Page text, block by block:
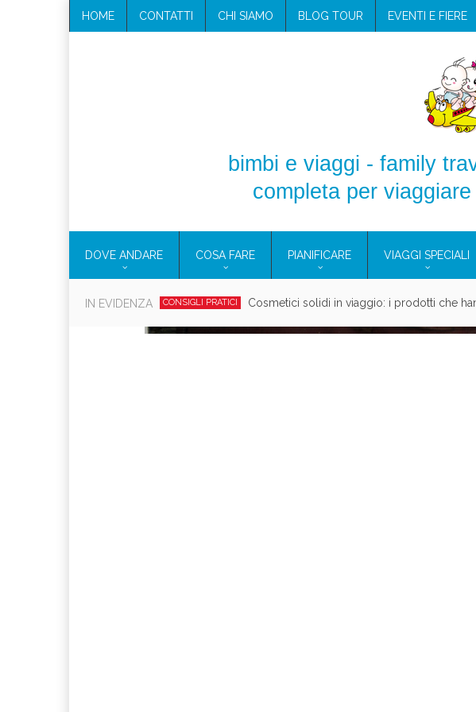
HOME CONTATTI CHI SIAMO BLOG TOUR EVENTI E FIERE
bimbi e viaggi - family
completa per
DOVE ANDARE COSA FARE PIANIFICARE VIAGGI SPECIALI
IN EVIDENZA CONSIGLI PRATICI Cosmetici solidi in viaggio: i prodotti che